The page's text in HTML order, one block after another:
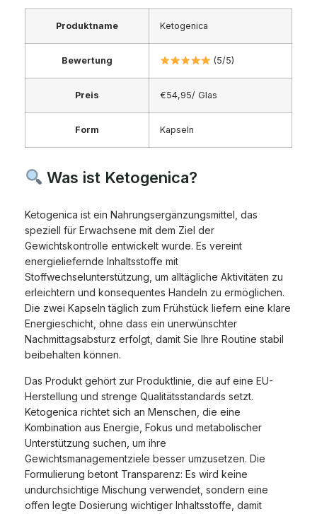
Produktname Ketogenica
Bewertung (5/5)
Preis €54,95/ Glas
Form Kapseln
Was ist Ketogenica?
Ketogenica ist ein Nahrungsergänzungsmittel, das
speziell für Erwachsene mit dem Ziel der
Gewichtskontrolle entwickelt wurde. Es vereint
energieliefernde Inhaltsstoffe mit
Stoffwechselunterstützung, um alltägliche Aktivitäten zu
erleichtern und konsequentes Handeln zu ermöglichen.
Die zwei Kapseln täglich zum Frühstück liefern eine klare
Energieschicht, ohne dass ein unerwünschter
Nachmittagsabsturz erfolgt, damit Sie Ihre Routine stabil
beibehalten können.
Das Produkt gehört zur Produktlinie, die auf eine EU-
Herstellung und strenge Qualitätsstandards setzt.
Ketogenica richtet sich an Menschen, die eine
Kombination aus Energie, Fokus und metabolischer
Unterstützung suchen, um ihre
Gewichtsmanagementziele besser umzusetzen. Die
Formulierung betont Transparenz: Es wird keine
undurchsichtige Mischung verwendet, sondern eine
offen legte Dosierung wichtiger Inhaltsstoffe, damit